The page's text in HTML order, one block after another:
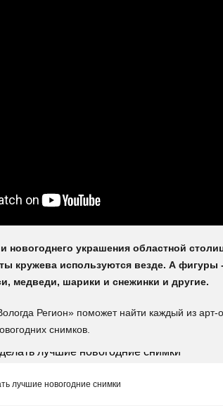
новогоднего украшения областной
кружева используются везде. А фигуры
медведи, шарики и снежинки и другие.
Регион» поможет найти каждый из арт-
снимков.
лучшие новогодние снимки